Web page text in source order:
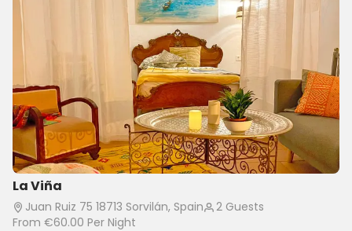
La Viña
Juan Ruiz 75 18713 Sorvilán, Spain
2 Guests
From €60.00 Per Night